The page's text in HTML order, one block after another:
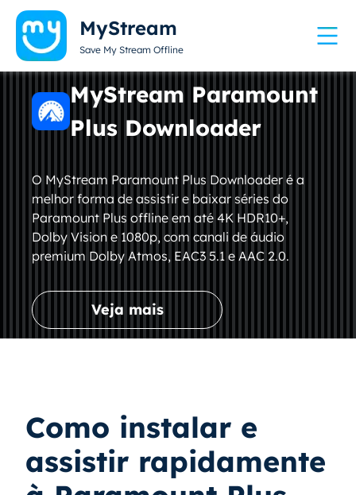
MyStream
Save My Stream Offline
MyStream Paramount
Plus Downloader
O MyStream Paramount Plus Downloader é a
melhor forma de assistir e baixar séries do
Paramount Plus offline em até 4K HDR10+,
Dolby Vision e 1080p, com canali de áudio
premium Dolby Atmos, EAC3 5.1 e AAC 2.0.
Veja mais
Como instalar e
assistir rapidamente